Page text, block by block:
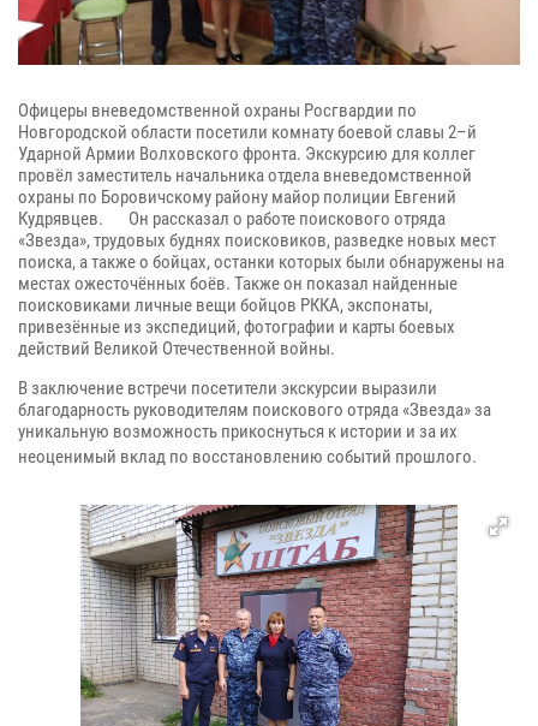
Офицеры вневедомственной охраны Росгвардии по
Новгородской области посетили комнату боевой славы 2–й
Ударной Армии Волховского фронта. Экскурсию для коллег
провёл заместитель начальника отдела вневедомственной
охраны по Боровичскому району майор полиции Евгений
Кудрявцев. Он рассказал о работе поискового отряда
«Звезда», трудовых буднях поисковиков, разведке новых мест
поиска, а также о бойцах, останки которых были обнаружены на
местах ожесточённых боёв. Также он показал найденные
поисковиками личные вещи бойцов РККА, экспонаты,
привезённые из экспедиций, фотографии и карты боевых
действий Великой Отечественной войны.
В заключение встречи посетители экскурсии выразили
благодарность руководителям поискового отряда «Звезда» за
уникальную возможность прикоснуться к истории и за их
неоценимый вклад по восстановлению событий прошлого.